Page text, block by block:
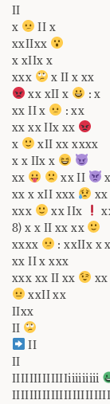
II
x
II x
xxIIxx
x xIIx x
xxx
x II x xx
xx xII x
: x
xx II x
: xx
xx xx IIx xx
x
xII xx xxxx
x x IIx x
xx
xx II
xx x xII xxx
xx
xxx
xx IIx
8) x x II xx xx
xxxx
: xxIIx x x
xx II x xxx
xxx xx II xx
xx
xxII xx
IIxx
II
II
II
IIIIIIIIIIIIIiiiiiiiii